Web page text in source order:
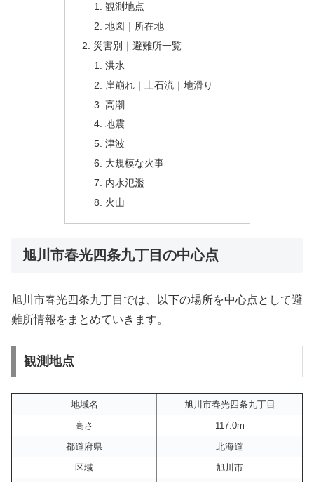
観測地点
地図｜所在地
災害別｜避難所一覧
洪水
崖崩れ｜土石流｜地滑り
高潮
地震
津波
大規模な火事
内水氾濫
火山
旭川市春光四条九丁目の中心点
旭川市春光四条九丁目では、以下の場所を中心点として避
難所情報をまとめていきます。
観測地点
地域名
旭川市春光四条九丁目
高さ
117.0m
都道府県
北海道
区域
旭川市